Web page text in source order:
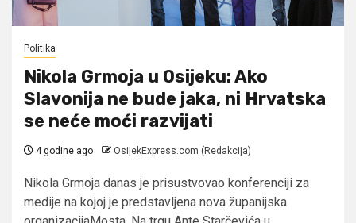
Politika
Nikola Grmoja u Osijeku: Ako
Slavonija ne bude jaka, ni Hrvatska
se neće moći razvijati
4 godine ago OsijekExpress.com (Redakcija)
Nikola Grmoja danas je prisustvovao konferenciji za
medije na kojoj je predstavljena nova županijska